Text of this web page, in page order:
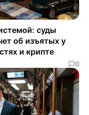
суды
об изъятых у
и крипте
0